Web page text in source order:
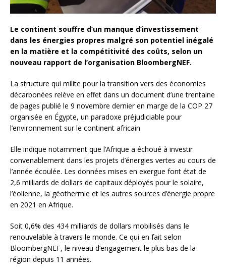
Le continent souffre d’un manque d’investissement
dans les énergies propres malgré son potentiel inégalé
en la matière et la compétitivité des coûts, selon un
nouveau rapport de l’organisation BloombergNEF.
La structure qui milite pour la transition vers des économies
décarbonées relève en effet dans un document d’une trentaine
de pages publié le 9 novembre dernier en marge de la COP 27
organisée en Égypte, un paradoxe préjudiciable pour
l’environnement sur le continent africain.
Elle indique notamment que l’Afrique a échoué à investir
convenablement dans les projets d’énergies vertes au cours de
l’année écoulée. Les données mises en exergue font état de
2,6 milliards de dollars de capitaux déployés pour le solaire,
l’éolienne, la géothermie et les autres sources d’énergie propre
en 2021 en Afrique.
Soit 0,6% des 434 milliards de dollars mobilisés dans le
renouvelable à travers le monde. Ce qui en fait selon
BloombergNEF, le niveau d’engagement le plus bas de la
région depuis 11 années.